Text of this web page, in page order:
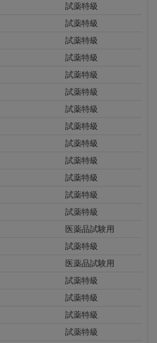
試薬特級
試薬特級
試薬特級
試薬特級
試薬特級
試薬特級
試薬特級
試薬特級
試薬特級
試薬特級
試薬特級
試薬特級
試薬特級
医薬品試験用
試薬特級
医薬品試験用
試薬特級
試薬特級
試薬特級
試薬特級